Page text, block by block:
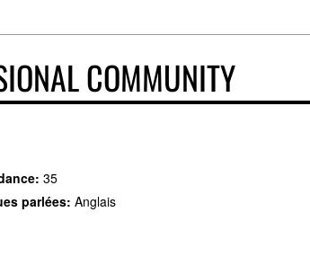
COMMUNITY
35
parlées: Anglais